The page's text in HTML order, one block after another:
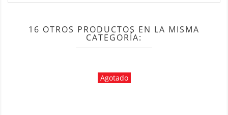
16 OTROS PRODUCTOS EN LA MISMA
CATEGORÍA:
Agotado